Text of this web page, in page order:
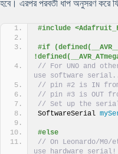
হবে। এরপর পরবর্তী ধাপ অনুসরণ করে
#include
#if
// For UNO and
use software
// pin #2 is IN from
// pin #3 is OUT
// Set up the
SoftwareSerial
#else
// On Leonardo/
use hardware serial!